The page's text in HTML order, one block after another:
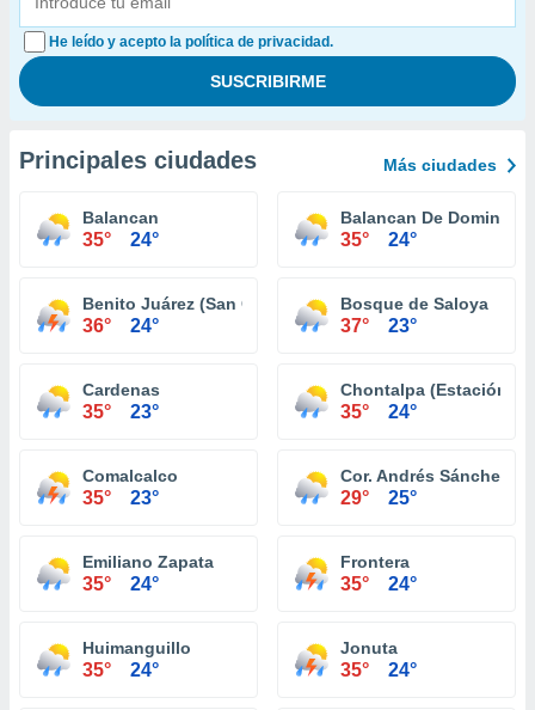
He leído y acepto la política de privacidad.
Principales ciudades Más ciudades
Balancan
35° 24°
Balancan De
35° 24°
Benito Juárez (San Carlos)
36° 24°
Bosque de Saloya
37° 23°
Cardenas
35° 23°
Chontalpa (Estación
35° 24°
Comalcalco
35° 23°
Cor. Andrés Sánchez
29° 25°
Emiliano Zapata
35° 24°
Frontera
35° 24°
Huimanguillo
35° 24°
Jonuta
35° 24°